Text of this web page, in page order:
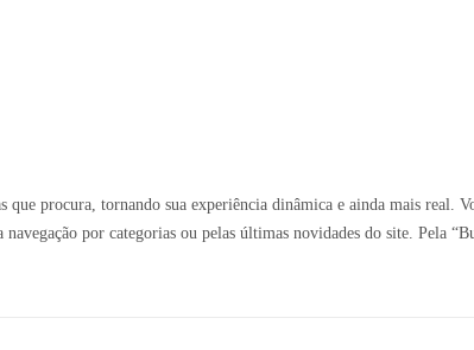
procura, tornando sua experiência dinâmica e ainda mais real.
por categorias ou pelas últimas novidades do site. Pela